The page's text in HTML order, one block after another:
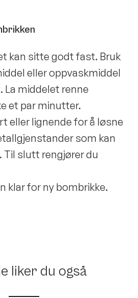
kan sitte godt fast. Bruk
eller oppvaskmiddel
middelet renne
et par minutter.
eller lignende for å løsne
som kan
slutt rengjører du
klar for ny bombrikke.
liker du også